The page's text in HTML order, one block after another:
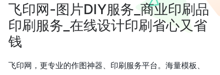
飞印网-图片DIY服务_商业印刷品
印刷服务_在线设计印刷省心又省
钱
飞印网，更专业的作图神器、印刷服务平台。海量模板、